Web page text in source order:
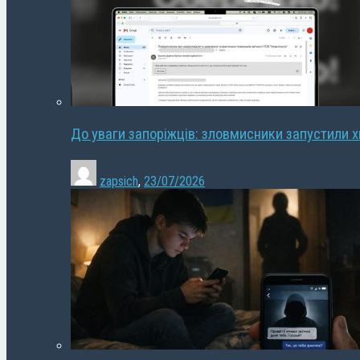
До уваги запоріжців: зловмисники запустили
zapsich, 23/07/2026